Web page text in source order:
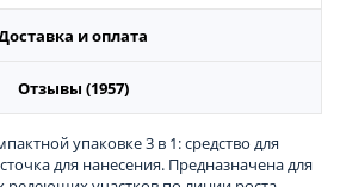
и оплата
Отзывы (1957)
упаковке 3 в 1: средство для
для нанесения. Предназначена для